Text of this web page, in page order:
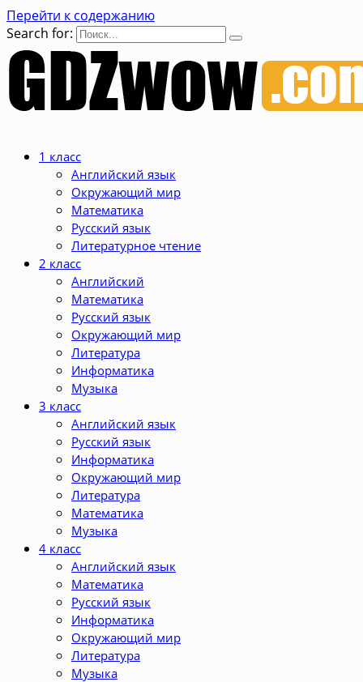
Перейти к содержанию
Search for:
1 класс
Английский язык
Окружающий мир
Математика
Русский язык
Литературное чтение
2 класс
Английский
Математика
Русский язык
Окружающий мир
Литература
Информатика
Музыка
3 класс
Английский язык
Русский язык
Информатика
Окружающий мир
Литература
Математика
Музыка
4 класс
Английский язык
Математика
Русский язык
Информатика
Окружающий мир
Литература
Музыка